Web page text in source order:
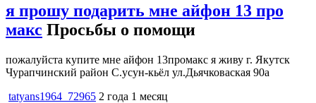
я прошу подарить мне айфон 13 про
макс Просьбы о помощи
пожалуйста купите мне айфон 13промакс я живу г. Якутск
Чурапчинский район С.усун-кьёл ул.Дьячковаская 90а
tatyans1964_72965 2 года 1 месяц